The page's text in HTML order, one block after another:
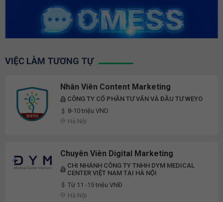
VIỆC LÀM TƯƠNG TỰ
Nhân Viên Content Marketing
CÔNG TY CỔ PHẦN TƯ VẤN VÀ ĐẦU TƯ WEYO
8-10 triệu VND
Hà Nội
Chuyên Viên Digital Marketing
CHI NHÁNH CÔNG TY TNHH DYM MEDICAL
CENTER VIỆT NAM TẠI HÀ NỘI
Từ 11 -15 triệu VNĐ
Hà Nội